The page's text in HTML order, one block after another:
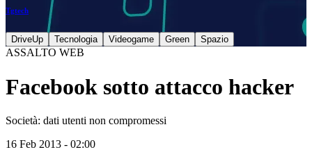
Tgtech
DriveUp Tecnologia Videogame Green Spazio
ASSALTO WEB
Facebook sotto attacco hacker
Società: dati utenti non compromessi
16 Feb 2013 - 02:00